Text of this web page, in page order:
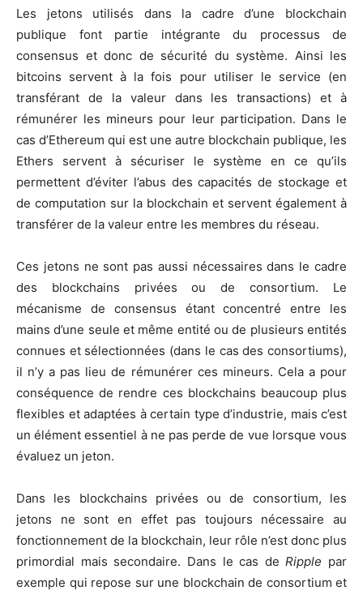
Les jetons utilisés dans la cadre d’une blockchain
publique font partie intégrante du processus de
consensus et donc de sécurité du système. Ainsi les
bitcoins servent à la fois pour utiliser le service (en
transférant de la valeur dans les transactions) et à
rémunérer les mineurs pour leur participation. Dans le
cas d’Ethereum qui est une autre blockchain publique, les
Ethers servent à sécuriser le système en ce qu’ils
permettent d’éviter l’abus des capacités de stockage et
de computation sur la blockchain et servent également à
transférer de la valeur entre les membres du réseau.
Ces jetons ne sont pas aussi nécessaires dans le cadre
des blockchains privées ou de consortium. Le
mécanisme de consensus étant concentré entre les
mains d’une seule et même entité ou de plusieurs entités
connues et sélectionnées (dans le cas des consortiums),
il n’y a pas lieu de rémunérer ces mineurs. Cela a pour
conséquence de rendre ces blockchains beaucoup plus
flexibles et adaptées à certain type d’industrie, mais c’est
un élément essentiel à ne pas perde de vue lorsque vous
évaluez un jeton.
Dans les blockchains privées ou de consortium, les
jetons ne sont en effet pas toujours nécessaire au
fonctionnement de la blockchain, leur rôle n’est donc plus
primordial mais secondaire. Dans le cas deRipple par
exemple qui repose sur une blockchain de consortium et